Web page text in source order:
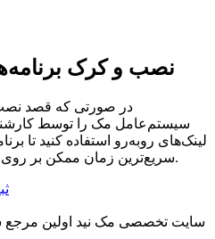
نصب و کرک
در صورتی که قصد نصب
سیستم‌عامل مک را توسط
لینک‌های رو‌به‌رو استفاده کنید تا
سریع‌ترین زمان ممکن بر روی سیستم شما نصب و کرک شود.
سایت تخصصی مک نید اولین مرجع